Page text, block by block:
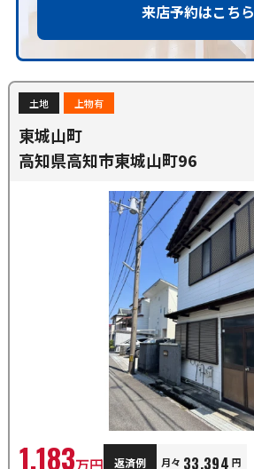
来店予約はこちら
土地 上物有
東城山町
高知県高知市東城山町96
1,183万円 返済例 月々 33,394 円